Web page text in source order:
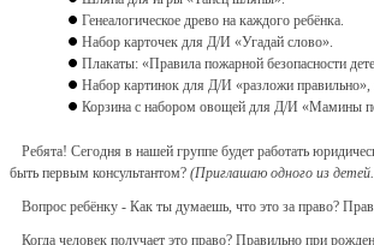
Генеалогическое древо на каждого ребёнка.
Набор карточек для Д/И «Угадай слово».
Плакаты: «Правила пожарной безопасности
Набор картинок для Д/И «разложи правильно»,
Корзина с набором овощей для Д/И «Мамины
Ребята! Сегодня в нашей группе будет работать
быть первым консультантом? (Приглашаю одного из
Вопрос ребёнку - Как ты думаешь, что это за право?
Когда человек получает это право? Правильно при